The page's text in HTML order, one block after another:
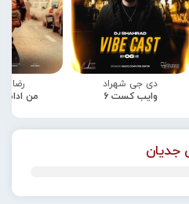
دی جی شهراد
وایب کست 6
رضا
من
جدیان